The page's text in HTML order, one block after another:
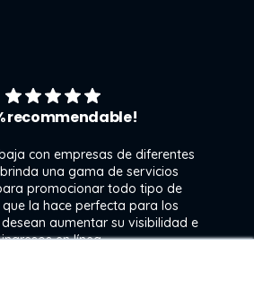
recommendable!
con empresas de diferentes
una gama de servicios
promocionar todo tipo de
la hace perfecta para los
aumentar su visibilidad e
ingresos en línea.